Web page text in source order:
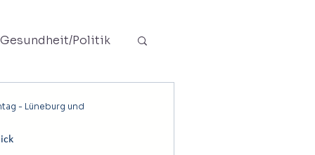
Gesundheit/Politik
- Lüneburg und